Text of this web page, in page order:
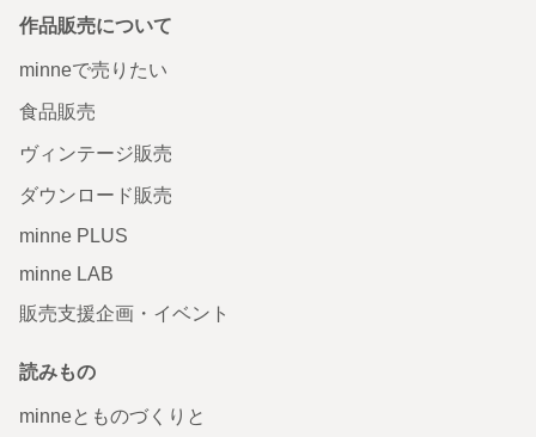
作品販売について
minneで売りたい
食品販売
ヴィンテージ販売
ダウンロード販売
minne PLUS
minne LAB
販売支援企画・イベント
読みもの
minneとものづくりと